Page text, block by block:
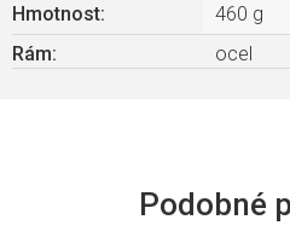
Hmotnost:
460 g
Rám: ocel